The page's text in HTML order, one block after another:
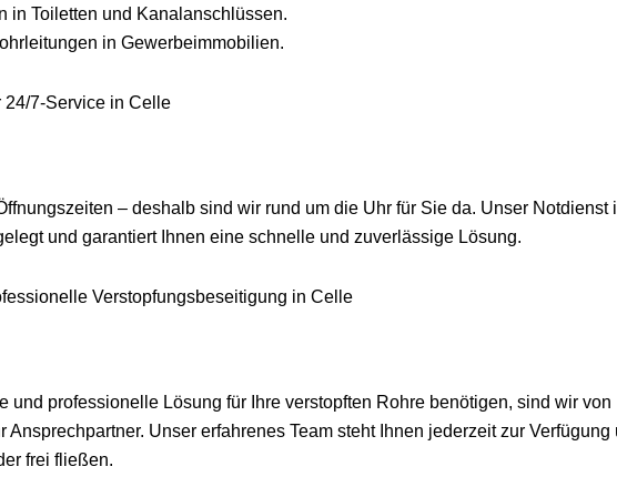
in Toiletten und Kanalanschlüssen.
in Gewerbeimmobilien.
7-Service in Celle
– deshalb sind wir rund um die Uhr für Sie da. Unser Notdienst
und garantiert Ihnen eine schnelle und zuverlässige Lösung.
Verstopfungsbeseitigung in Celle
und professionelle Lösung für Ihre verstopften Rohre benötigen, sind wir von
Unser erfahrenes Team steht Ihnen jederzeit zur Verfügung
frei fließen.